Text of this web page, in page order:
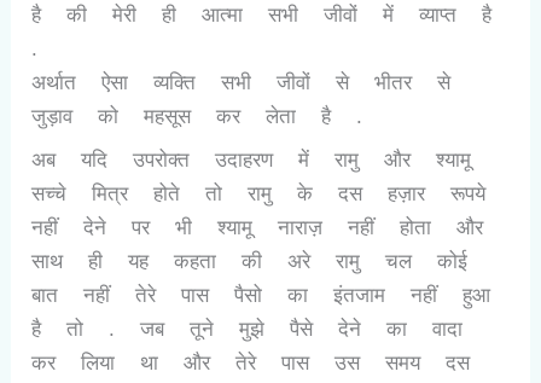
है की मेरी ही आत्मा सभी जीवों में व्याप्त है
.
अर्थात ऐसा व्यक्ति सभी जीवों से भीतर से
जुड़ाव को महसूस कर लेता है .
अब यदि उपरोक्त उदाहरण में रामु और श्यामू
सच्चे मित्र होते तो रामु के दस हज़ार रूपये
नहीं देने पर भी श्यामू नाराज़ नहीं होता और
साथ ही यह कहता की अरे रामु चल कोई
बात नहीं तेरे पास पैसो का इंतजाम नहीं हुआ
है तो . जब तूने मुझे पैसे देने का वादा
कर लिया था और तेरे पास उस समय दस